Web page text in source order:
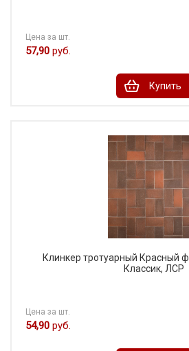
Цена за шт.
57,90 руб.
Купить
Клинкер тротуарный Красный
Классик, ЛСР
Цена за шт.
54,90 руб.